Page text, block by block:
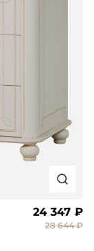
24 347 ₽
28 644 ₽